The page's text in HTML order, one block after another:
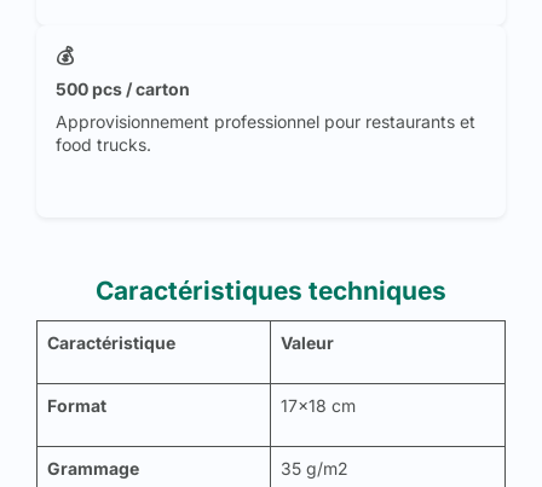
💰
500 pcs / carton
Approvisionnement professionnel pour restaurants et
food trucks.
Caractéristiques techniques
Caractéristique Valeur
Format 17x18 cm
Grammage 35 g/m2